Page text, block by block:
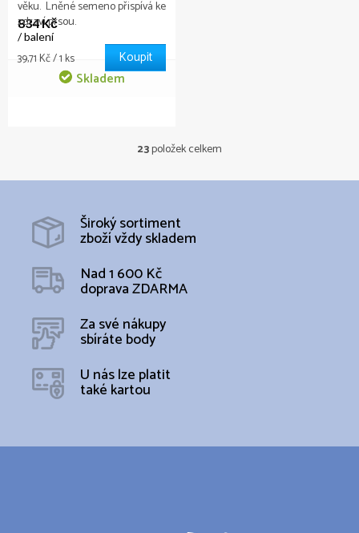
Skladem
834 Kč
/ balení
Měrná
39,71 Kč / 1 ks Koupit
věku. Lněné semeno přispívá ke
zdraví prsou.
O
l
d
a
c
p
r
23položek celkem
Široký sortiment
zboží vždy skladem
Nad 1 600 Kč
doprava ZDARMA
Za své nákupy
sbíráte body
U nás lze platit
také kartou
Z